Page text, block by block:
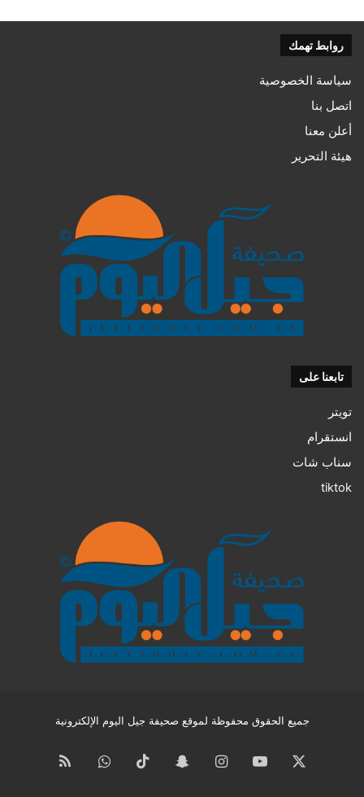
روابط تهمك
سياسة الخصوصية
اتصل بنا
أعلن معنا
هيئة التحرير
تابعنا على
تويتر
انستقرام
سناب شات
tiktok
جميع الحقوق محفوظة لموقع صحيفة جيل اليوم الإلكترونية
‫YouTubeانستقرامسناب ‫TikTok واتساب